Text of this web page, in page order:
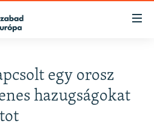
egy orosz
hazugságokat